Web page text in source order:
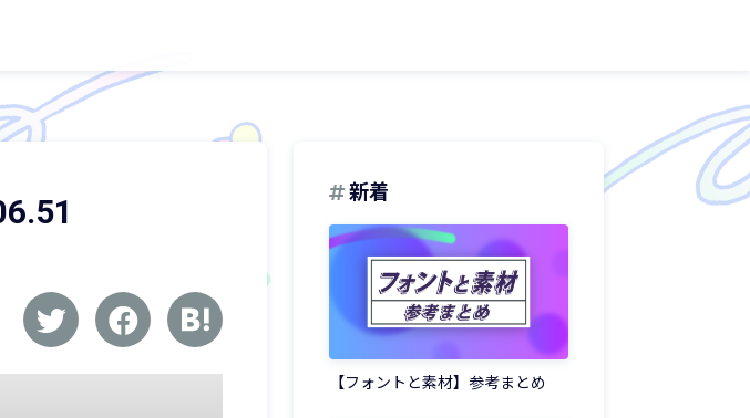
新着
【フォントと素材】参考まとめ